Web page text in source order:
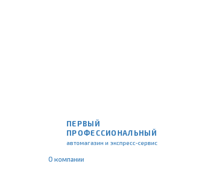
ПЕРВЫЙ
ПРОФЕССИОНАЛЬНЫЙ
автомагазин и экспресс-сервис
О компании